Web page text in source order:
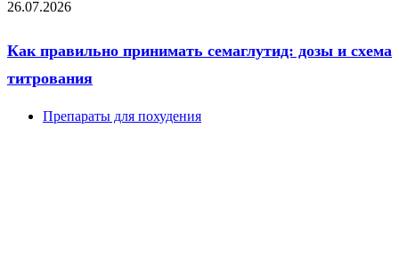
26.07.2026
Как правильно принимать семаглутид: дозы и схема
титрования
Препараты для похудения